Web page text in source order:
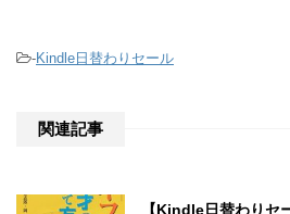
-Kindle日替わりセール
関連記事
【Kindle日替わりセ